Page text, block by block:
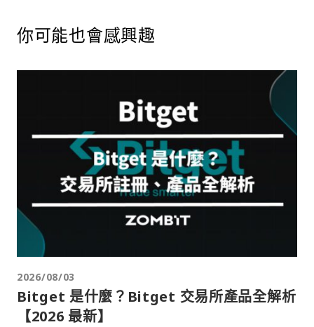
你可能也會感興趣
2026/08/03
Bitget 是什麼？Bitget 交易所產品全解析
【2026 最新】